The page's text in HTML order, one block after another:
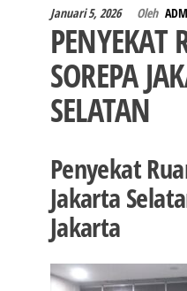
Januari 5, 2026 Oleh
PENYEKAT
SOREPA
SELATAN
Penyekat
Jakarta
Jakarta